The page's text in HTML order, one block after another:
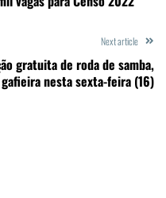
Next article
gratuita de roda de samba,
nesta sexta-feira (16)